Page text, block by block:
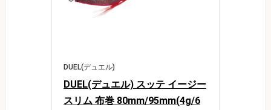
DUEL(デュエル)
DUEL(デュエル) スッテ イージー
スリム 布巻 80mm/95mm(4g/6